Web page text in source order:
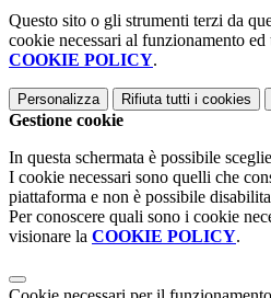
Questo sito o gli strumenti terzi da
cookie necessari al funzionamento
COOKIE POLICY.
Personalizza Rifiuta tutti i cookies
Gestione cookie
In questa schermata è possibile
I cookie necessari sono quelli che
piattaforma e non è possibile
Per conoscere quali sono i cookie
visionare la COOKIE POLICY.